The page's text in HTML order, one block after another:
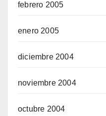
febrero 2005
enero 2005
diciembre 2004
noviembre 2004
octubre 2004